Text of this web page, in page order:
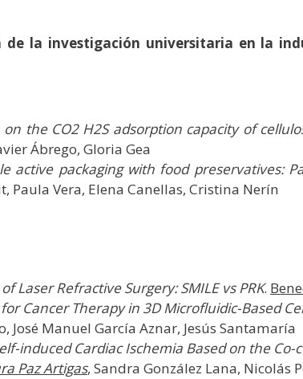
de la investigación universitaria en la
the CO2 H2S adsorption capacity of
Ábrego, Gloria Gea
active packaging with food preservatives:
Vera, Elena Canellas, Cristina Nerín
Laser Refractive Surgery: SMILE vs PRK.
Cancer Therapy in 3D Microfluidic-Based
José Manuel García Aznar, Jesús Santamaría
induced Cardiac Ischemia Based on the
Paz Artigas, Sandra González Lana, Nicolás